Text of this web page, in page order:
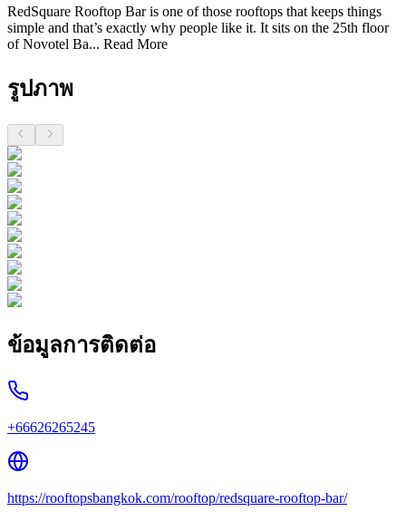
RedSquare Rooftop Bar is one of those rooftops that keeps things
simple and that’s exactly why people like it. It sits on the 25th floor
of Novotel Ba... Read More
รูปภาพ
ข้อมูลการติดต่อ
+66626265245
https://rooftopsbangkok.com/rooftop/redsquare-rooftop-bar/